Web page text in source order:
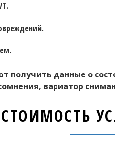
получить данные о
вариатор
СТОИМОСТЬ